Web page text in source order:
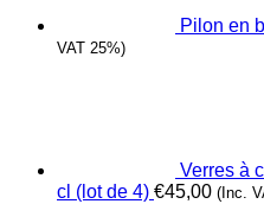
Pilon en
VAT 25%)
Verres à
cl (lot de 4) €45,00 (Inc.